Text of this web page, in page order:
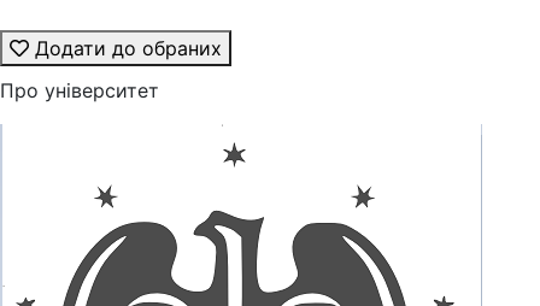
Додати до обраних
Про університет